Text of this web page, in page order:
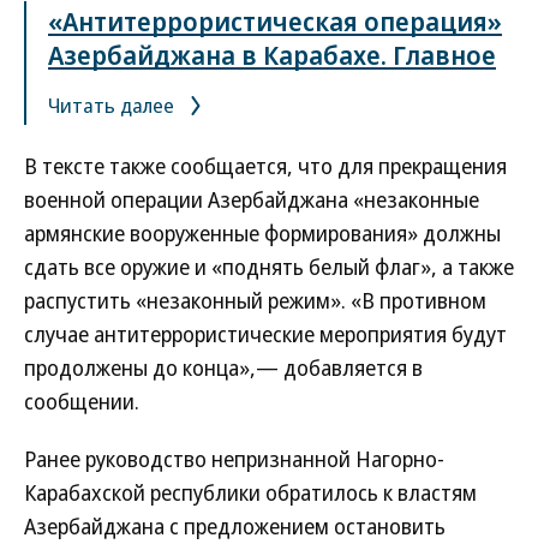
«Антитеррористическая операция»
Азербайджана в Карабахе. Главное
Читать далее
В тексте также сообщается, что для прекращения
военной операции Азербайджана «незаконные
армянские вооруженные формирования» должны
сдать все оружие и «поднять белый флаг», а также
распустить «незаконный режим». «В противном
случае антитеррористические мероприятия будут
продолжены до конца»,— добавляется в
сообщении.
Ранее руководство непризнанной Нагорно-
Карабахской республики обратилось к властям
Азербайджана с предложением остановить